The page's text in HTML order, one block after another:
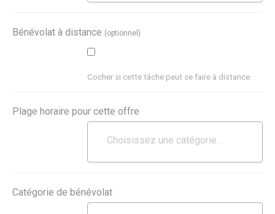
Bénévolat à distance (optionnel)
Cocher si cette tâche peut se faire à distance.
Plage horaire pour cette offre
Catégorie de bénévolat